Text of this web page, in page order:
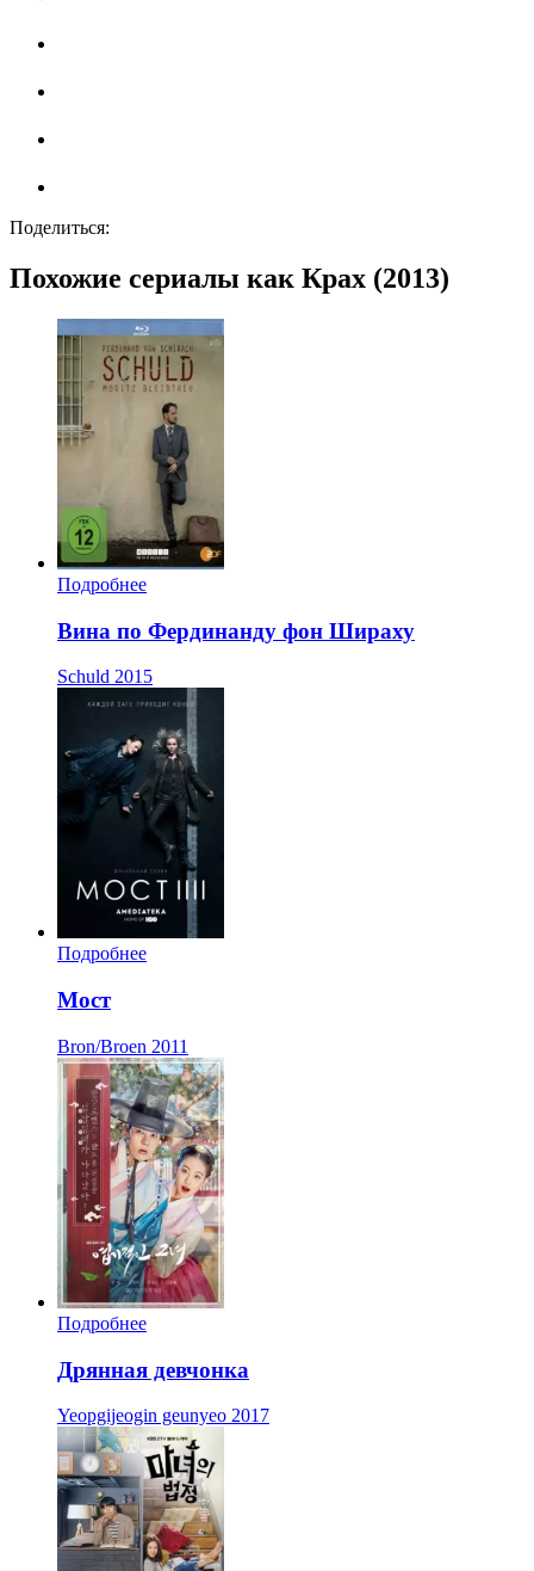
Поделиться:
Похожие сериалы как Крах (2013)
Подробнее
Вина по Фердинанду фон Шираху
Schuld 2015
Подробнее
Мост
Bron/Broen 2011
Подробнее
Дрянная девчонка
Yeopgijeogin geunyeo 2017